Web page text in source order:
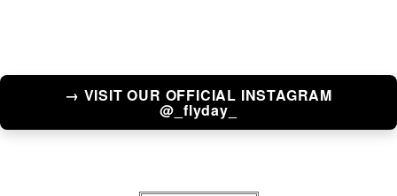
→ VISIT OUR OFFICIAL INSTAGRAM
@_flyday_